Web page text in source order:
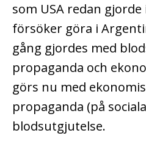
som USA redan gjorde
försöker göra i
gång gjordes med
propaganda och
görs nu med
propaganda (på
blodsutgjutelse.